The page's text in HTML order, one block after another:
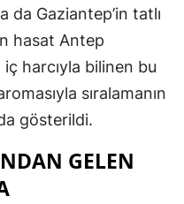
da Gaziantep’in tatlı
hasat Antep
iç harcıyla bilinen bu
sıralamanın
gösterildi.
GELEN